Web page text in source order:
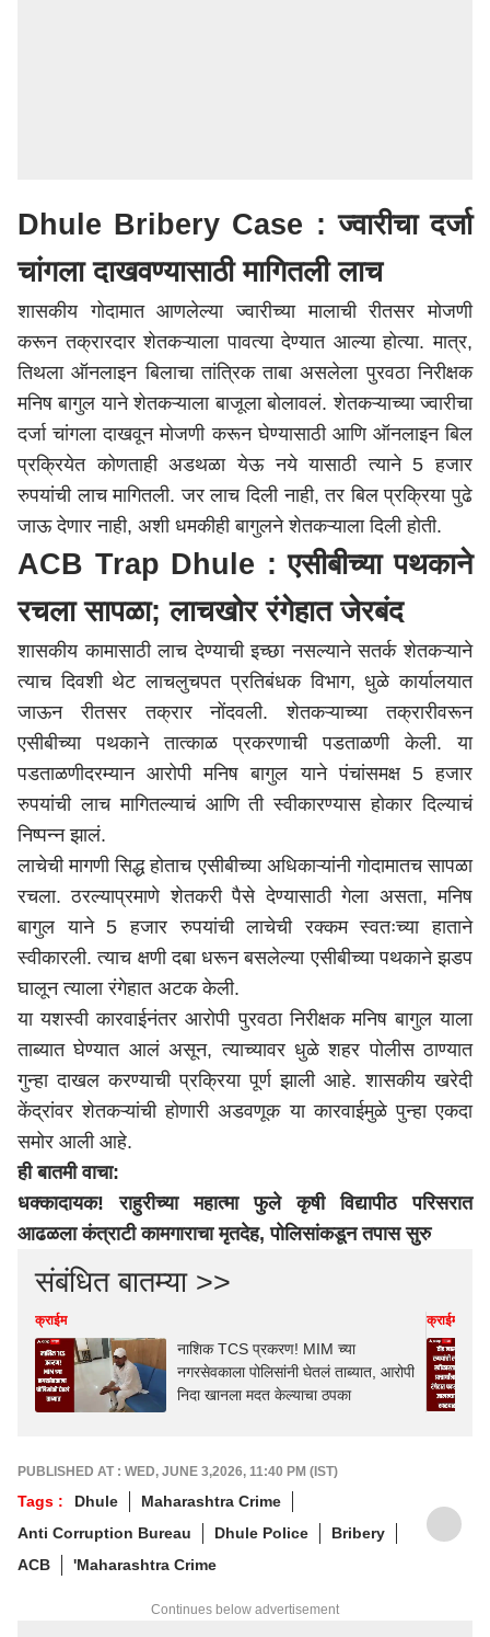
Dhule Bribery Case : ज्वारीचा दर्जा
चांगला दाखवण्यासाठी मागितली लाच
शासकीय गोदामात आणलेल्या ज्वारीच्या मालाची रीतसर मोजणी
करून तक्रारदार शेतकऱ्याला पावत्या देण्यात आल्या होत्या. मात्र,
तिथला ऑनलाइन बिलाचा तांत्रिक ताबा असलेला पुरवठा निरीक्षक
मनिष बागुल याने शेतकऱ्याला बाजूला बोलावलं. शेतकऱ्याच्या ज्वारीचा
दर्जा चांगला दाखवून मोजणी करून घेण्यासाठी आणि ऑनलाइन बिल
प्रक्रियेत कोणताही अडथळा येऊ नये यासाठी त्याने 5 हजार
रुपयांची लाच मागितली. जर लाच दिली नाही, तर बिल प्रक्रिया पुढे
जाऊ देणार नाही, अशी धमकीही बागुलने शेतकऱ्याला दिली होती.
ACB Trap Dhule : एसीबीच्या पथकाने
रचला सापळा; लाचखोर रंगेहात जेरबंद
शासकीय कामासाठी लाच देण्याची इच्छा नसल्याने सतर्क शेतकऱ्याने
त्याच दिवशी थेट लाचलुचपत प्रतिबंधक विभाग, धुळे कार्यालयात
जाऊन रीतसर तक्रार नोंदवली. शेतकऱ्याच्या तक्रारीवरून
एसीबीच्या पथकाने तात्काळ प्रकरणाची पडताळणी केली. या
पडताळणीदरम्यान आरोपी मनिष बागुल याने पंचांसमक्ष 5 हजार
रुपयांची लाच मागितल्याचं आणि ती स्वीकारण्यास होकार दिल्याचं
निष्पन्न झालं.
लाचेची मागणी सिद्ध होताच एसीबीच्या अधिकाऱ्यांनी गोदामातच सापळा
रचला. ठरल्याप्रमाणे शेतकरी पैसे देण्यासाठी गेला असता, मनिष
बागुल याने 5 हजार रुपयांची लाचेची रक्कम स्वतःच्या हाताने
स्वीकारली. त्याच क्षणी दबा धरून बसलेल्या एसीबीच्या पथकाने झडप
घालून त्याला रंगेहात अटक केली.
या यशस्वी कारवाईनंतर आरोपी पुरवठा निरीक्षक मनिष बागुल याला
ताब्यात घेण्यात आलं असून, त्याच्यावर धुळे शहर पोलीस ठाण्यात
गुन्हा दाखल करण्याची प्रक्रिया पूर्ण झाली आहे. शासकीय खरेदी
केंद्रांवर शेतकऱ्यांची होणारी अडवणूक या कारवाईमुळे पुन्हा एकदा
समोर आली आहे.
ही बातमी वाचा:
धक्कादायक! राहुरीच्या महात्मा फुले कृषी विद्यापीठ परिसरात
आढळला कंत्राटी कामगाराचा मृतदेह, पोलिसांकडून तपास सुरु
संबंधित बातम्या >>
क्राईम
नाशिक TCS प्रकरण! MIM च्या
नगरसेवकाला पोलिसांनी घेतलं ताब्यात, आरोपी
निदा खानला मदत केल्याचा ठपका
क्राईम
PUBLISHED AT : WED, JUNE 3,2026, 11:40 PM (IST)
Tags : Dhule
Maharashtra Crime
Anti Corruption Bureau
Dhule Police
Bribery
ACB
'Maharashtra Crime
Continues below advertisement